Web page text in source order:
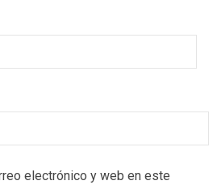
electrónico y web en este